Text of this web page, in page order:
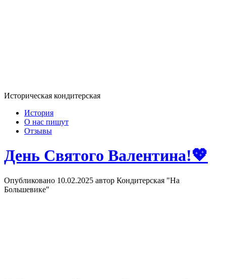
Историческая кондитерская
История
О нас пишут
Отзывы
День Святого Валентина!💖
Опубликовано 10.02.2025 автор Кондитерская "На
Большевике"